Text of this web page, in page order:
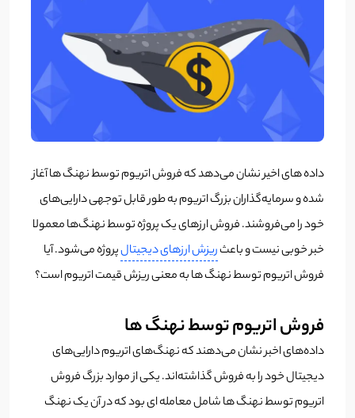
داده های اخیر نشان می‌دهد که فروش اتریوم توسط نهنگ ها آغاز
شده و سرمایه‌گذاران بزرگ اتریوم به طور قابل توجهی دارایی‌های
خود را می‌فروشند. فروش ارزهای یک پروژه توسط نهنگ‌ها معمولا
خبر خوبی نیست و باعثریزش ارزهای دیجیتالپروژه می‌شود. آیا
فروش اتریوم توسط نهنگ ها به معنی ریزش قیمت اتریوم است؟
فروش اتریوم توسط نهنگ ها
داده‌های اخبر نشان می‌دهند که نهنگ‌های اتریوم دارایی‌های
دیجیتال خود را به فروش گذاشته‌اند. یکی از موارد بزرگ فروش
اتریوم توسط نهنگ ها شامل معامله ای بود که در آن یک نهنگ